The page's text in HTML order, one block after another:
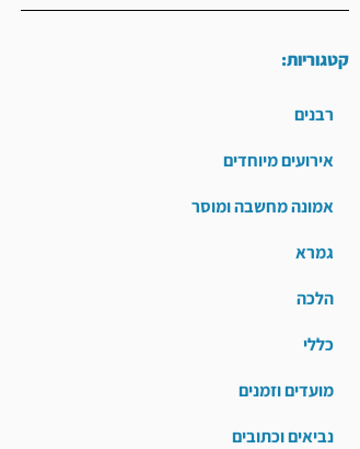
קטגוריות:
רבנים
אירועים מיוחדים
אמונה מחשבה ומוסר
גמרא
הלכה
כללי
מועדים וזמנים
נביאים וכתובים